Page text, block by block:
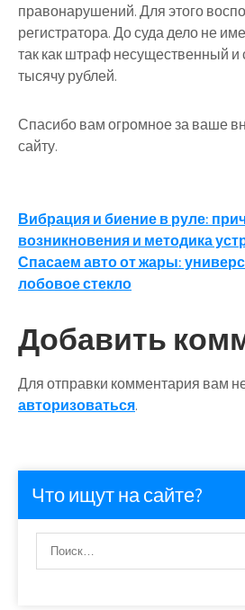
правонарушений. Для этого
регистратора. До суда дело не
так как штраф несущественный и
тысячу рублей.
Спасибо вам огромное за ваше
сайту.
Навигация
по
записям
Вибрация и биение в руле:
возникновения и методика
Спасаем авто от жары:
лобовое стекло
Добавить
Для отправки комментария вам
авторизоваться.
Что ищут на сайте?